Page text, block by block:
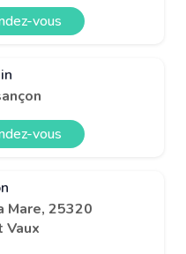
vous
vous
Mare, 25320
Vaux